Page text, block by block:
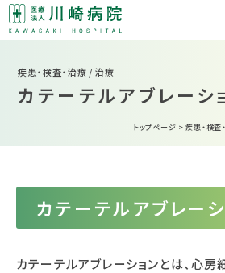
疾患・検査・治療 / 治療
カテーテルアブレーシ
トップページ >疾患・検査
カテーテルアブレー
カテーテルアブレーションとは、心房